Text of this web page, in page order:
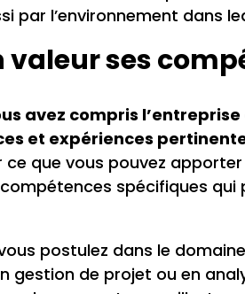
par l’environnement dans
valeur ses
avez compris
et expériences
que vous pouvez
spécifiques
postulez dans le
gestion de projet ou en